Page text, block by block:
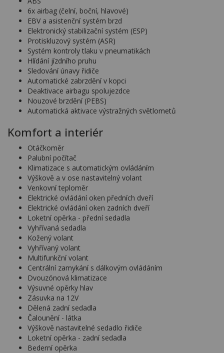
6x airbag (čelní, boční, hlavové)
EBV a asistenční systém brzd
Elektronický stabilizační systém (ESP)
Protiskluzový systém (ASR)
Systém kontroly tlaku v pneumatikách
Hlídání jízdního pruhu
Sledování únavy řidiče
Automatické zabrzdění v kopci
Deaktivace airbagu spolujezdce
Nouzové brzdění (PEBS)
Automatická aktivace výstražných světlometů
Komfort a interiér
Otáčkoměr
Palubní počítač
Klimatizace s automatickým ovládáním
Výškově a v ose nastavitelný volant
Venkovní teploměr
Elektrické ovládání oken předních dveří
Elektrické ovládání oken zadních dveří
Loketní opěrka - přední sedadla
Vyhřívaná sedadla
Kožený volant
Vyhřívaný volant
Multifunkční volant
Centrální zamykání s dálkovým ovládáním
Dvouzónová klimatizace
Výsuvné opěrky hlav
Zásuvka na 12V
Dělená zadní sedadla
Čalounění - látka
Výškově nastavitelné sedadlo řidiče
Loketní opěrka - zadní sedadla
Bederní opěrka